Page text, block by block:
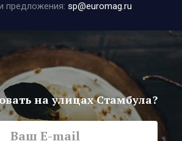
предложения: sp@euromag.ru
на улицах Стамбула?